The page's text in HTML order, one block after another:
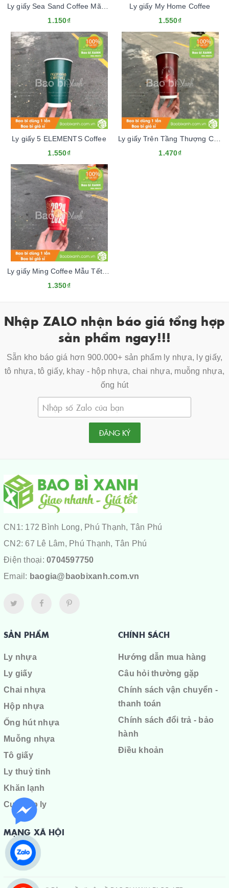
Ly giấy Sea Sand Coffee Mãu Tết 2024
1.150₫
Ly giấy My Home Coffee
1.550₫
Ly giấy 5 ELEMENTS Coffee
1.550₫
Ly giấy Trên Tầng Thượng Cafe
1.470₫
Ly giấy Ming Coffee Mẫu Tết 2024
1.350₫
Nhập ZALO nhận báo giá tổng hợp
sản phẩm ngay!!!
Sẵn kho báo giá hơn 900.000+ sản phẩm ly nhựa, ly giấy,
tô nhựa, tô giấy, khay - hộp nhựa, chai nhựa, muỗng nhựa,
ống hút
ĐĂNG KÝ
CN1: 172 Bình Long, Phú Thạnh, Tân Phú
CN2: 67 Lê Lâm, Phú Thạnh, Tân Phú
Điện thoại: 0704597750
Email: baogia@baobixanh.com.vn
SẢN PHẨM
Ly nhựa
Ly giấy
Chai nhựa
Hộp nhựa
Ống hút nhựa
Muỗng nhựa
Tô giấy
Ly thuỷ tinh
Khăn lạnh
Cuộn ép ly
CHÍNH SÁCH
Hướng dẫn mua hàng
Câu hỏi thường gặp
Chính sách vận chuyển -
thanh toán
Chính sách đổi trả - bảo
hành
Điều khoản
MẠNG XÃ HỘI